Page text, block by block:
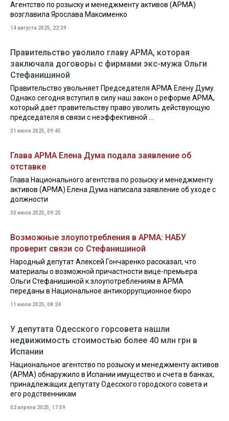
Агентство по розыску и менеджменту активов (АРМА)
возглавила Ярослава Максименко
14 августа 2025, 22:39
Правительство уволило главу АРМА, которая
заключала договоры с фирмами экс-мужа Ольги
Стефанишиной
Правительство увольняет Председателя АРМА Елену Думу.
Однако сегодня вступил в силу наш закон о реформе АРМА,
который дает правительству право уволить действующую
председателя в связи с неэффективной ...
31 июля 2025, 09:45
Глава АРМА Елена Дума подала заявление об
отставке
Глава Национального агентства по розыску и менеджменту
активов (АРМА) Елена Дума написала заявление об уходе с
должности
30 июля 2025, 09:25
Возможные злоупотребления в АРМА: НАБУ
проверит связи со Стефанишиной
Народный депутат Алексей Гончаренко рассказал, что
материалы о возможной причастности вице-премьера
Ольги Стефанишиной к злоупотреблениям в АРМА
переданы в Национальное антикоррупционное бюро
11 июля 2025, 08:24
У депутата Одесского горсовета нашли
недвижимость стоимостью более 40 млн грн в
Испании
Национальное агентство по розыску и менеджменту активов
(АРМА) обнаружило в Испании имущество и счета в банках,
принадлежащих депутату Одесского городского совета и
его родственникам
02 апреля 2025, 17:59